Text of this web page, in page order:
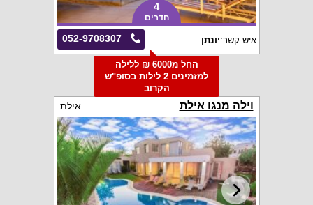
4
חדרים
052-9708307 איש קשר:יונתן
החל מ6000 ₪ ללילה
למזמינים 2 לילות בסופ"ש
הקרוב
וילה מנגו אילת אילת